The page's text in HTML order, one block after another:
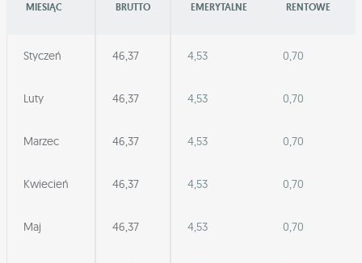
MIESIĄC BRUTTO EMERYTALNE RENTOWE
Styczeń 46,37 4,53 0,70
Luty 46,37 4,53 0,70
Marzec 46,37 4,53 0,70
Kwiecień 46,37 4,53 0,70
Maj 46,37 4,53 0,70